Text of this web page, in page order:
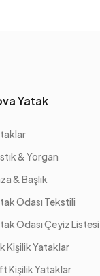
Yatak
& Yorgan
& Başlık
Odası Tekstili
Odası Çeyiz Listesi
Kişilik Yataklar
Kişilik Yataklar